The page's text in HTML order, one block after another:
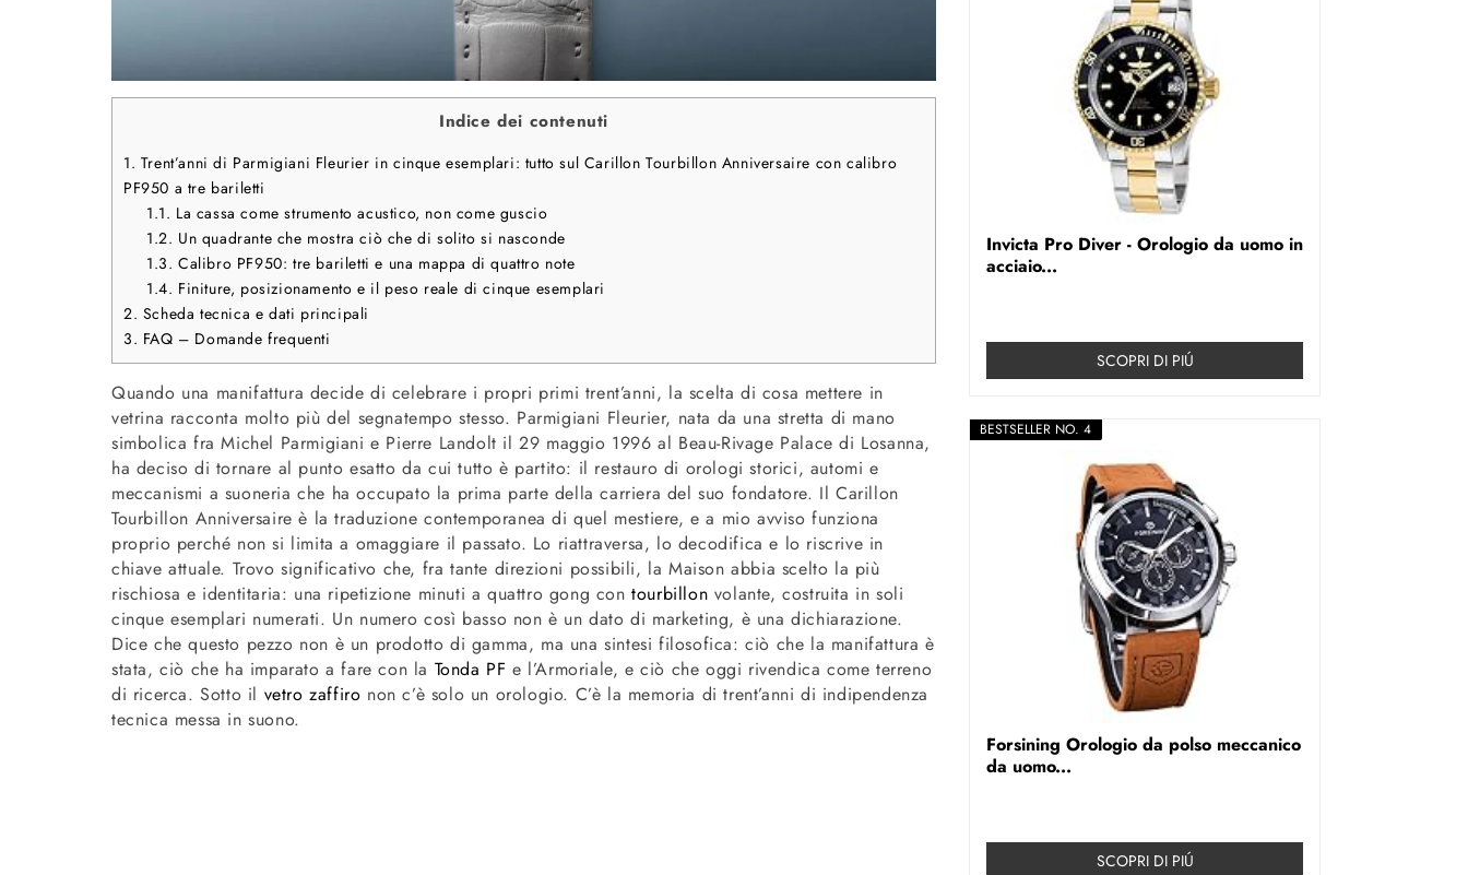
Indice dei contenuti
1. Trent’anni di Parmigiani Fleurier in cinque esemplari: tutto sul Carillon Tourbillon Anniversaire con calibro
PF950 a tre bariletti
1.1. La cassa come strumento acustico, non come guscio
1.2. Un quadrante che mostra ciò che di solito si nasconde
1.3. Calibro PF950: tre bariletti e una mappa di quattro note
1.4. Finiture, posizionamento e il peso reale di cinque esemplari
2. Scheda tecnica e dati principali
3. FAQ – Domande frequenti
Quando una manifattura decide di celebrare i propri primi trent’anni, la scelta di cosa mettere in
vetrina racconta molto più del segnatempo stesso. Parmigiani Fleurier, nata da una stretta di mano
simbolica fra Michel Parmigiani e Pierre Landolt il 29 maggio 1996 al Beau-Rivage Palace di Losanna,
ha deciso di tornare al punto esatto da cui tutto è partito: il restauro di orologi storici, automi e
meccanismi a suoneria che ha occupato la prima parte della carriera del suo fondatore. Il Carillon
Tourbillon Anniversaire è la traduzione contemporanea di quel mestiere, e a mio avviso funziona
proprio perché non si limita a omaggiare il passato. Lo riattraversa, lo decodifica e lo riscrive in
chiave attuale. Trovo significativo che, fra tante direzioni possibili, la Maison abbia scelto la più
rischiosa e identitaria: una ripetizione minuti a quattro gong contourbillon volante, costruita in soli
cinque esemplari numerati. Un numero così basso non è un dato di marketing, è una dichiarazione.
Dice che questo pezzo non è un prodotto di gamma, ma una sintesi filosofica: ciò che la manifattura è
stata, ciò che ha imparato a fare con la Tonda PF e l’Armoriale, e ciò che oggi rivendica come terreno
di ricerca. Sotto il vetro zaffiro non c’è solo un orologio. C’è la memoria di trent’anni di indipendenza
tecnica messa in suono.
Invicta Pro Diver - Orologio da uomo in
acciaio...
SCOPRI DI PIÚ
BESTSELLER NO. 4
Forsining Orologio da polso meccanico
da uomo...
SCOPRI DI PIÚ